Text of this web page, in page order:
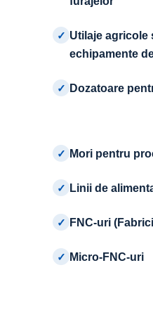
✓ Utilaje agricole
echipamente
✓ Dozatoare
✓ Mori pentru
✓ Linii de
✓ FNC-uri
✓ Micro-FNC-uri